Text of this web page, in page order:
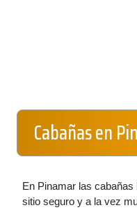
Cabañas en
En Pinamar las
sitio seguro y a la vez